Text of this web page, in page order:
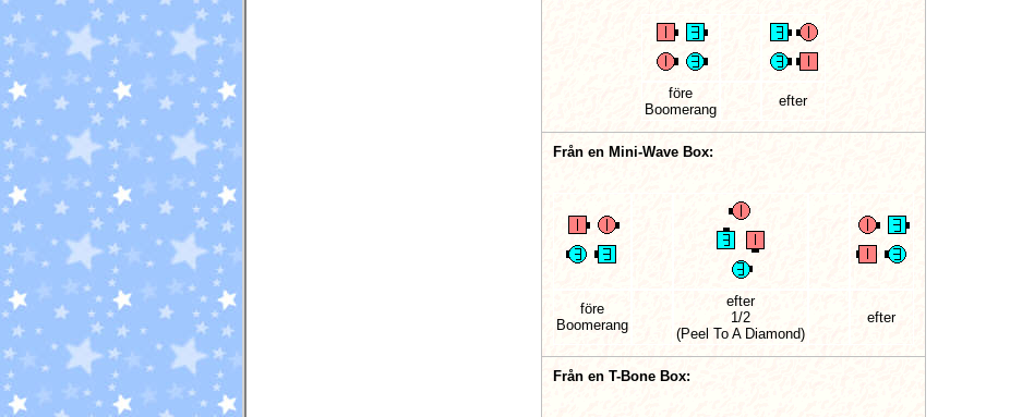
före
Boomerang
efter
Från en Mini-Wave Box:
före
Boomerang
efter
1/2
(Peel To A Diamond)
efter
Från en T-Bone Box: